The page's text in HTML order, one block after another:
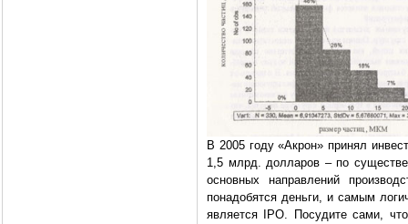
В 2005 году «Акрон» принял
1,5 млрд. долларов – по
основных направлений
понадобятся деньги, и самым
является IPO. Посудите сами,